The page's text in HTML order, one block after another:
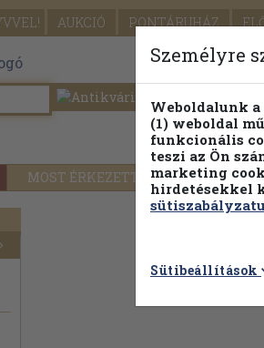
AUKCIÓ PONTÁRUHÁZ
MOST ÉRKEZETT
Személyre
Weboldalunk
(1) weboldal
funkcionális
teszi az Ön
marketing
hirdetésekkel
Sütibeállítások